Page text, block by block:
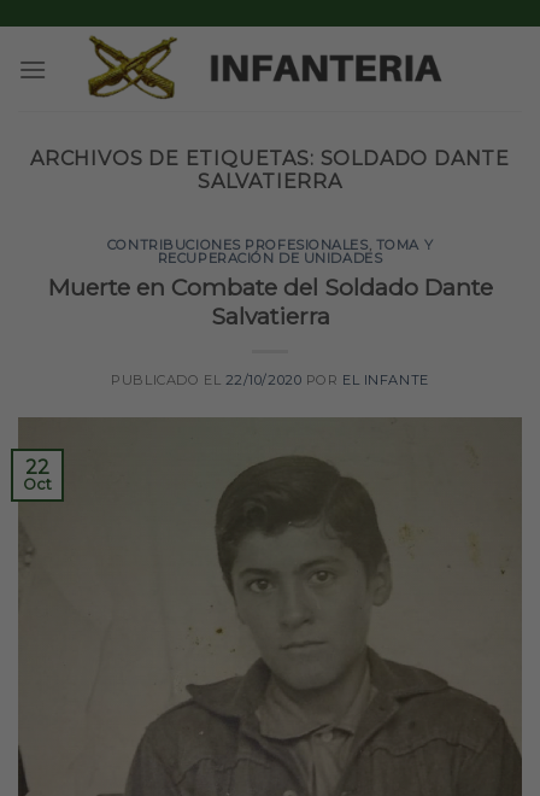
content
ARCHIVOS DE ETIQUETAS: SOLDADO DANTE
SALVATIERRA
CONTRIBUCIONES PROFESIONALES, TOMA Y
RECUPERACIÓN DE UNIDADES
Muerte en Combate del Soldado Dante
Salvatierra
PUBLICADO EL 22/10/2020 POR EL INFANTE
22
Oct